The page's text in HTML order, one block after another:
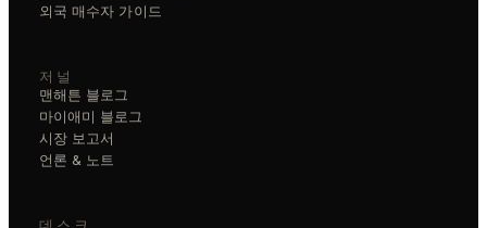
외국 매수자 가이드
저널
맨해튼 블로그
마이애미 블로그
시장 보고서
언론 & 노트
데스크